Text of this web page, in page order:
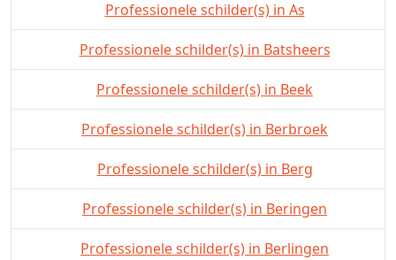
Professionele schilder(s) in As
Professionele schilder(s) in Batsheers
Professionele schilder(s) in Beek
Professionele schilder(s) in Berbroek
Professionele schilder(s) in Berg
Professionele schilder(s) in Beringen
Professionele schilder(s) in Berlingen